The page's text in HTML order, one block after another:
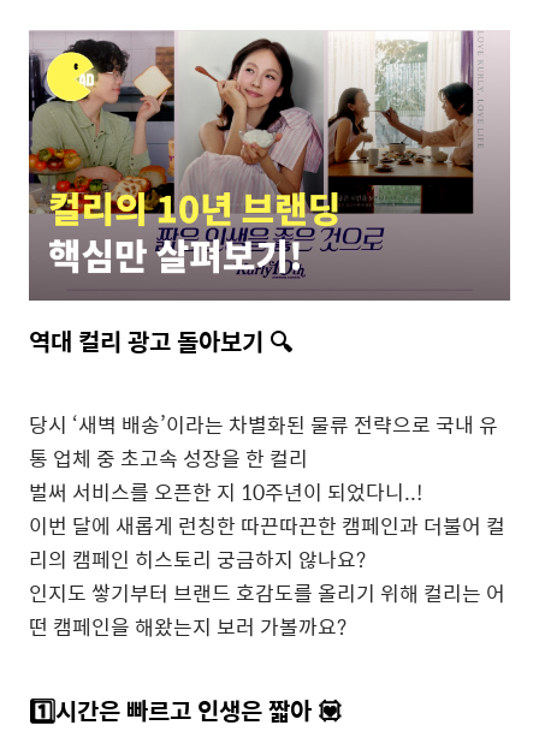
역대 컬리광고돌아보기 🔍
당시 ‘새벽 배송’이라는 차별화된 물류 전략으로 국내 유
통 업체 중 초고속 성장을 한 컬리
벌써 서비스를오픈한 지 10주년이 되었다니..!
이번 달에 새롭게 런칭한 따끈따끈한 캠페인과 더불어 컬
리의 캠페인 히스토리 궁금하지 않나요?
인지도 쌓기부터 브랜드 호감도를 올리기 위해 컬리는 어
떤 캠페인을해왔는지 보러 가볼까요?
1️⃣시간은빠르고인생은짧아💟